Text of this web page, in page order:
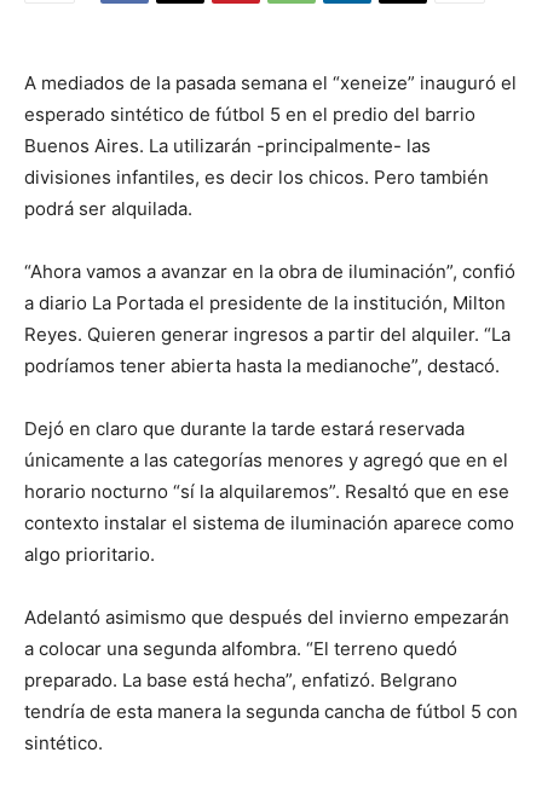
A mediados de la pasada semana el “xeneize” inauguró el
esperado sintético de fútbol 5 en el predio del barrio
Buenos Aires. La utilizarán -principalmente- las
divisiones infantiles, es decir los chicos. Pero también
podrá ser alquilada.
“Ahora vamos a avanzar en la obra de iluminación”, confió
a diario La Portada el presidente de la institución, Milton
Reyes. Quieren generar ingresos a partir del alquiler. “La
podríamos tener abierta hasta la medianoche”, destacó.
Dejó en claro que durante la tarde estará reservada
únicamente a las categorías menores y agregó que en el
horario nocturno “sí la alquilaremos”. Resaltó que en ese
contexto instalar el sistema de iluminación aparece como
algo prioritario.
Adelantó asimismo que después del invierno empezarán
a colocar una segunda alfombra. “El terreno quedó
preparado. La base está hecha”, enfatizó. Belgrano
tendría de esta manera la segunda cancha de fútbol 5 con
sintético.